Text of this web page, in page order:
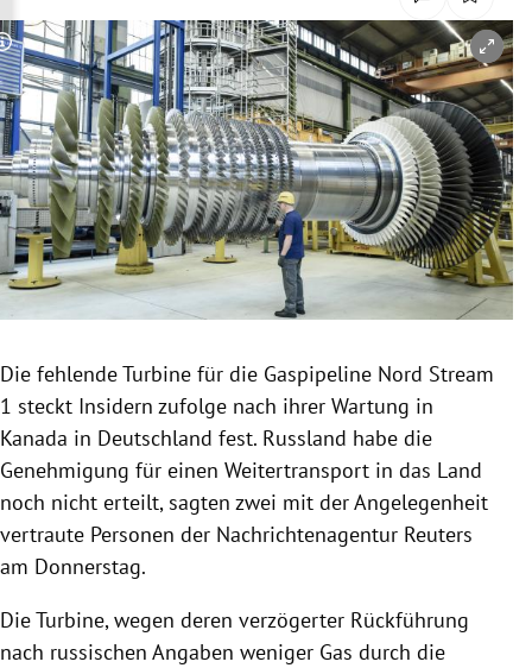
Untermenü
Untermenü
Untermenü
Untermenü
Untermenü
Untermenü
Copyright-Hinweis öffnen/schließen
Die fehlende Turbine für die Gaspipeline Nord Stream
1 steckt Insidern zufolge nach ihrer Wartung in
Kanada in Deutschland fest. Russland habe die
Genehmigung für einen Weitertransport in das Land
noch nicht erteilt, sagten zwei mit der Angelegenheit
vertraute Personen der Nachrichtenagentur Reuters
am Donnerstag.
Die Turbine, wegen deren verzögerter Rückführung
nach russischen Angaben weniger Gas durch die